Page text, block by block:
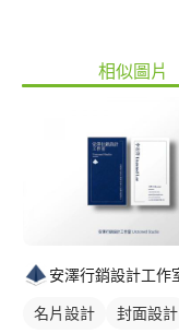
相似圖片
名片設計 封面設計